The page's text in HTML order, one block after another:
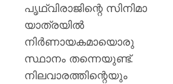
പൃഥ്വിരാജിന്റെ സിനിമാ
യാത്രയിൽ
നിർണായകമായൊരു
സ്ഥാനം തന്നെയുണ്ട്.
നിലവാരത്തിന്റെയും